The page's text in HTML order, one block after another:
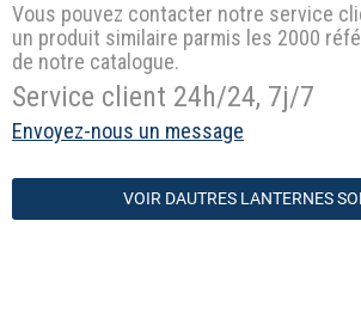
Vous pouvez contacter notre service
un produit similaire parmis les 2000
de notre catalogue.
Service client 24h/24, 7j/7
Envoyez-nous un message
VOIR DAUTRES LANTERNES